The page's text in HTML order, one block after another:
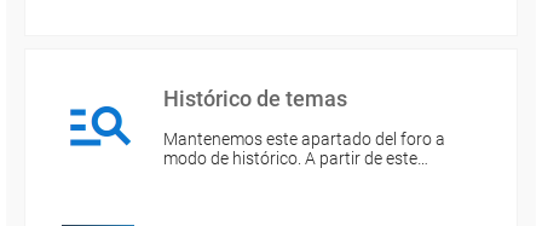
Histórico de temas
Mantenemos este apartado del foro a
modo de histórico. A partir de este…